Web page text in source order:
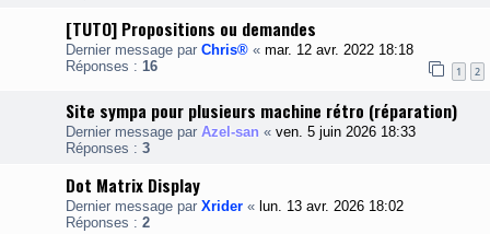
[TUTO] Propositions ou demandes
Dernier message par Chris® « mar. 12 avr. 2022 18:18
Réponses : 16 1 2
Site sympa pour plusieurs machine rétro (réparation)
Dernier message par Azel-san « ven. 5 juin 2026 18:33
Réponses : 3
Dot Matrix Display
Dernier message par Xrider « lun. 13 avr. 2026 18:02
Réponses : 2